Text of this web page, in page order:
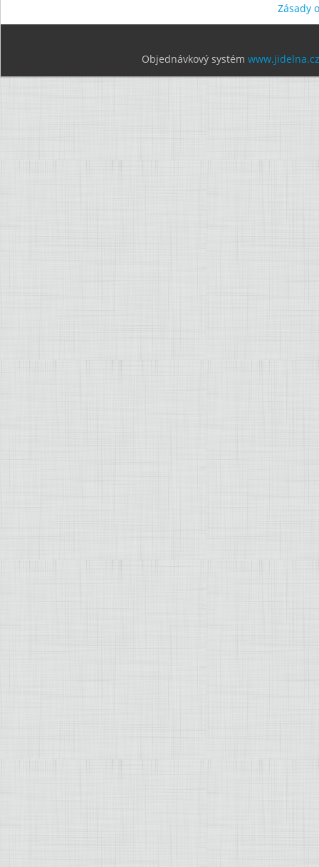
Zásady
Objednávkový systém www.jidelna.cz